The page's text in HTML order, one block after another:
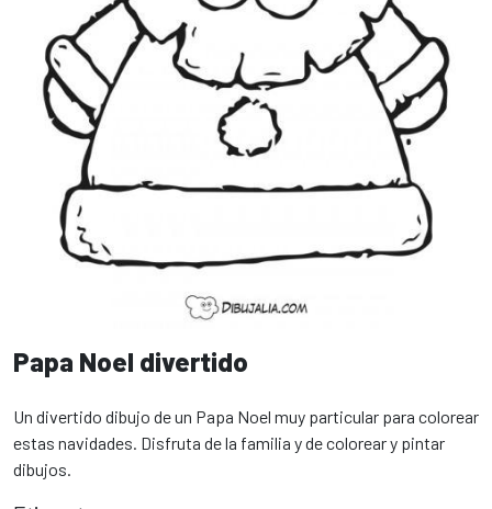
Papa Noel divertido
Un divertido dibujo de un Papa Noel muy particular para colorear
estas navidades. Disfruta de la familia y de colorear y pintar
dibujos.